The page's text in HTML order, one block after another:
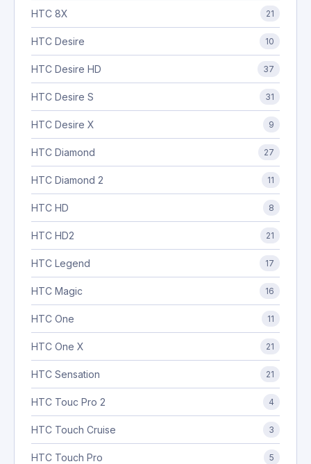
HTC 8X 21
HTC Desire 10
HTC Desire HD 37
HTC Desire S 31
HTC Desire X 9
HTC Diamond 27
HTC Diamond 2 11
HTC HD 8
HTC HD2 21
HTC Legend 17
HTC Magic 16
HTC One 11
HTC One X 21
HTC Sensation 21
HTC Touc Pro 2 4
HTC Touch Cruise 3
HTC Touch Pro 5